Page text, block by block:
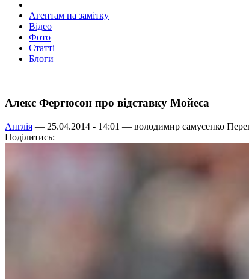
Агентам на замітку
Відео
Фото
Статті
Блоги
Алекс Фергюсон про відставку Мойеса
Англія — 25.04.2014 - 14:01 — володимир самусенко
Поділитись: